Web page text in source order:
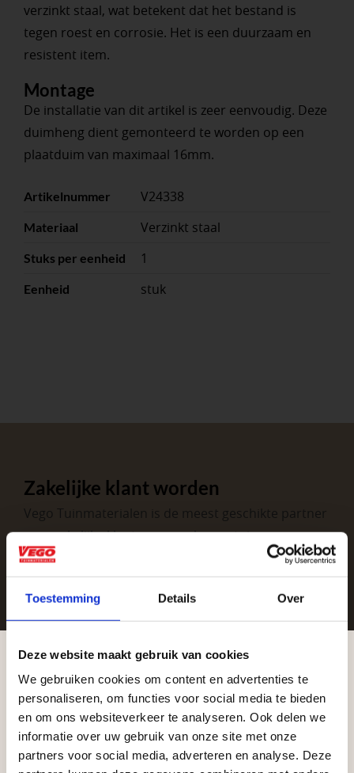
Toestemming Details Over
Deze website maakt gebruik van cookies
We gebruiken cookies om content en advertenties te
personaliseren, om functies voor social media te bieden
en om ons websiteverkeer te analyseren. Ook delen we
informatie over uw gebruik van onze site met onze
partners voor social media, adverteren en analyse. Deze
verzinkt staal, wat betekent dat het bestand is
tegen roest en corrosie. Het is een duurzaam en
resistent item.
Montage
De installatie van dit artikel is zeer eenvoudig. Deze
duimheng dient gemonteerd te worden op een
plaatduim van maximaal 16mm.
Artikelnummer V24338
Materiaal Verzinkt staal
Stuks per eenheid 1
Eenheid stuk
Zakelijke klant worden
Vego Tuinmaterialen is de meest geschikte partner
voor zakelijke klanten op zoek naar tuin- en
infraproducten. Als professionele leverancier van
tuinmaterialen bieden wij een breed assortiment
aan producten van topkwaliteit. Lees meer over de
zakelijke mogelijkheden.
Aangepaste openingstijden tijdens de
vakantieperiode
Waardenburg en Vego Dordrecht hanteren tijdens